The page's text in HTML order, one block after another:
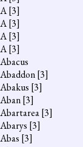
A[3]
A[3]
A[3]
A[3]
Abacus
Abaddon[3]
Abakus [3]
Aban[3]
Abartarea[3]
Abarys [3]
Abas [3]